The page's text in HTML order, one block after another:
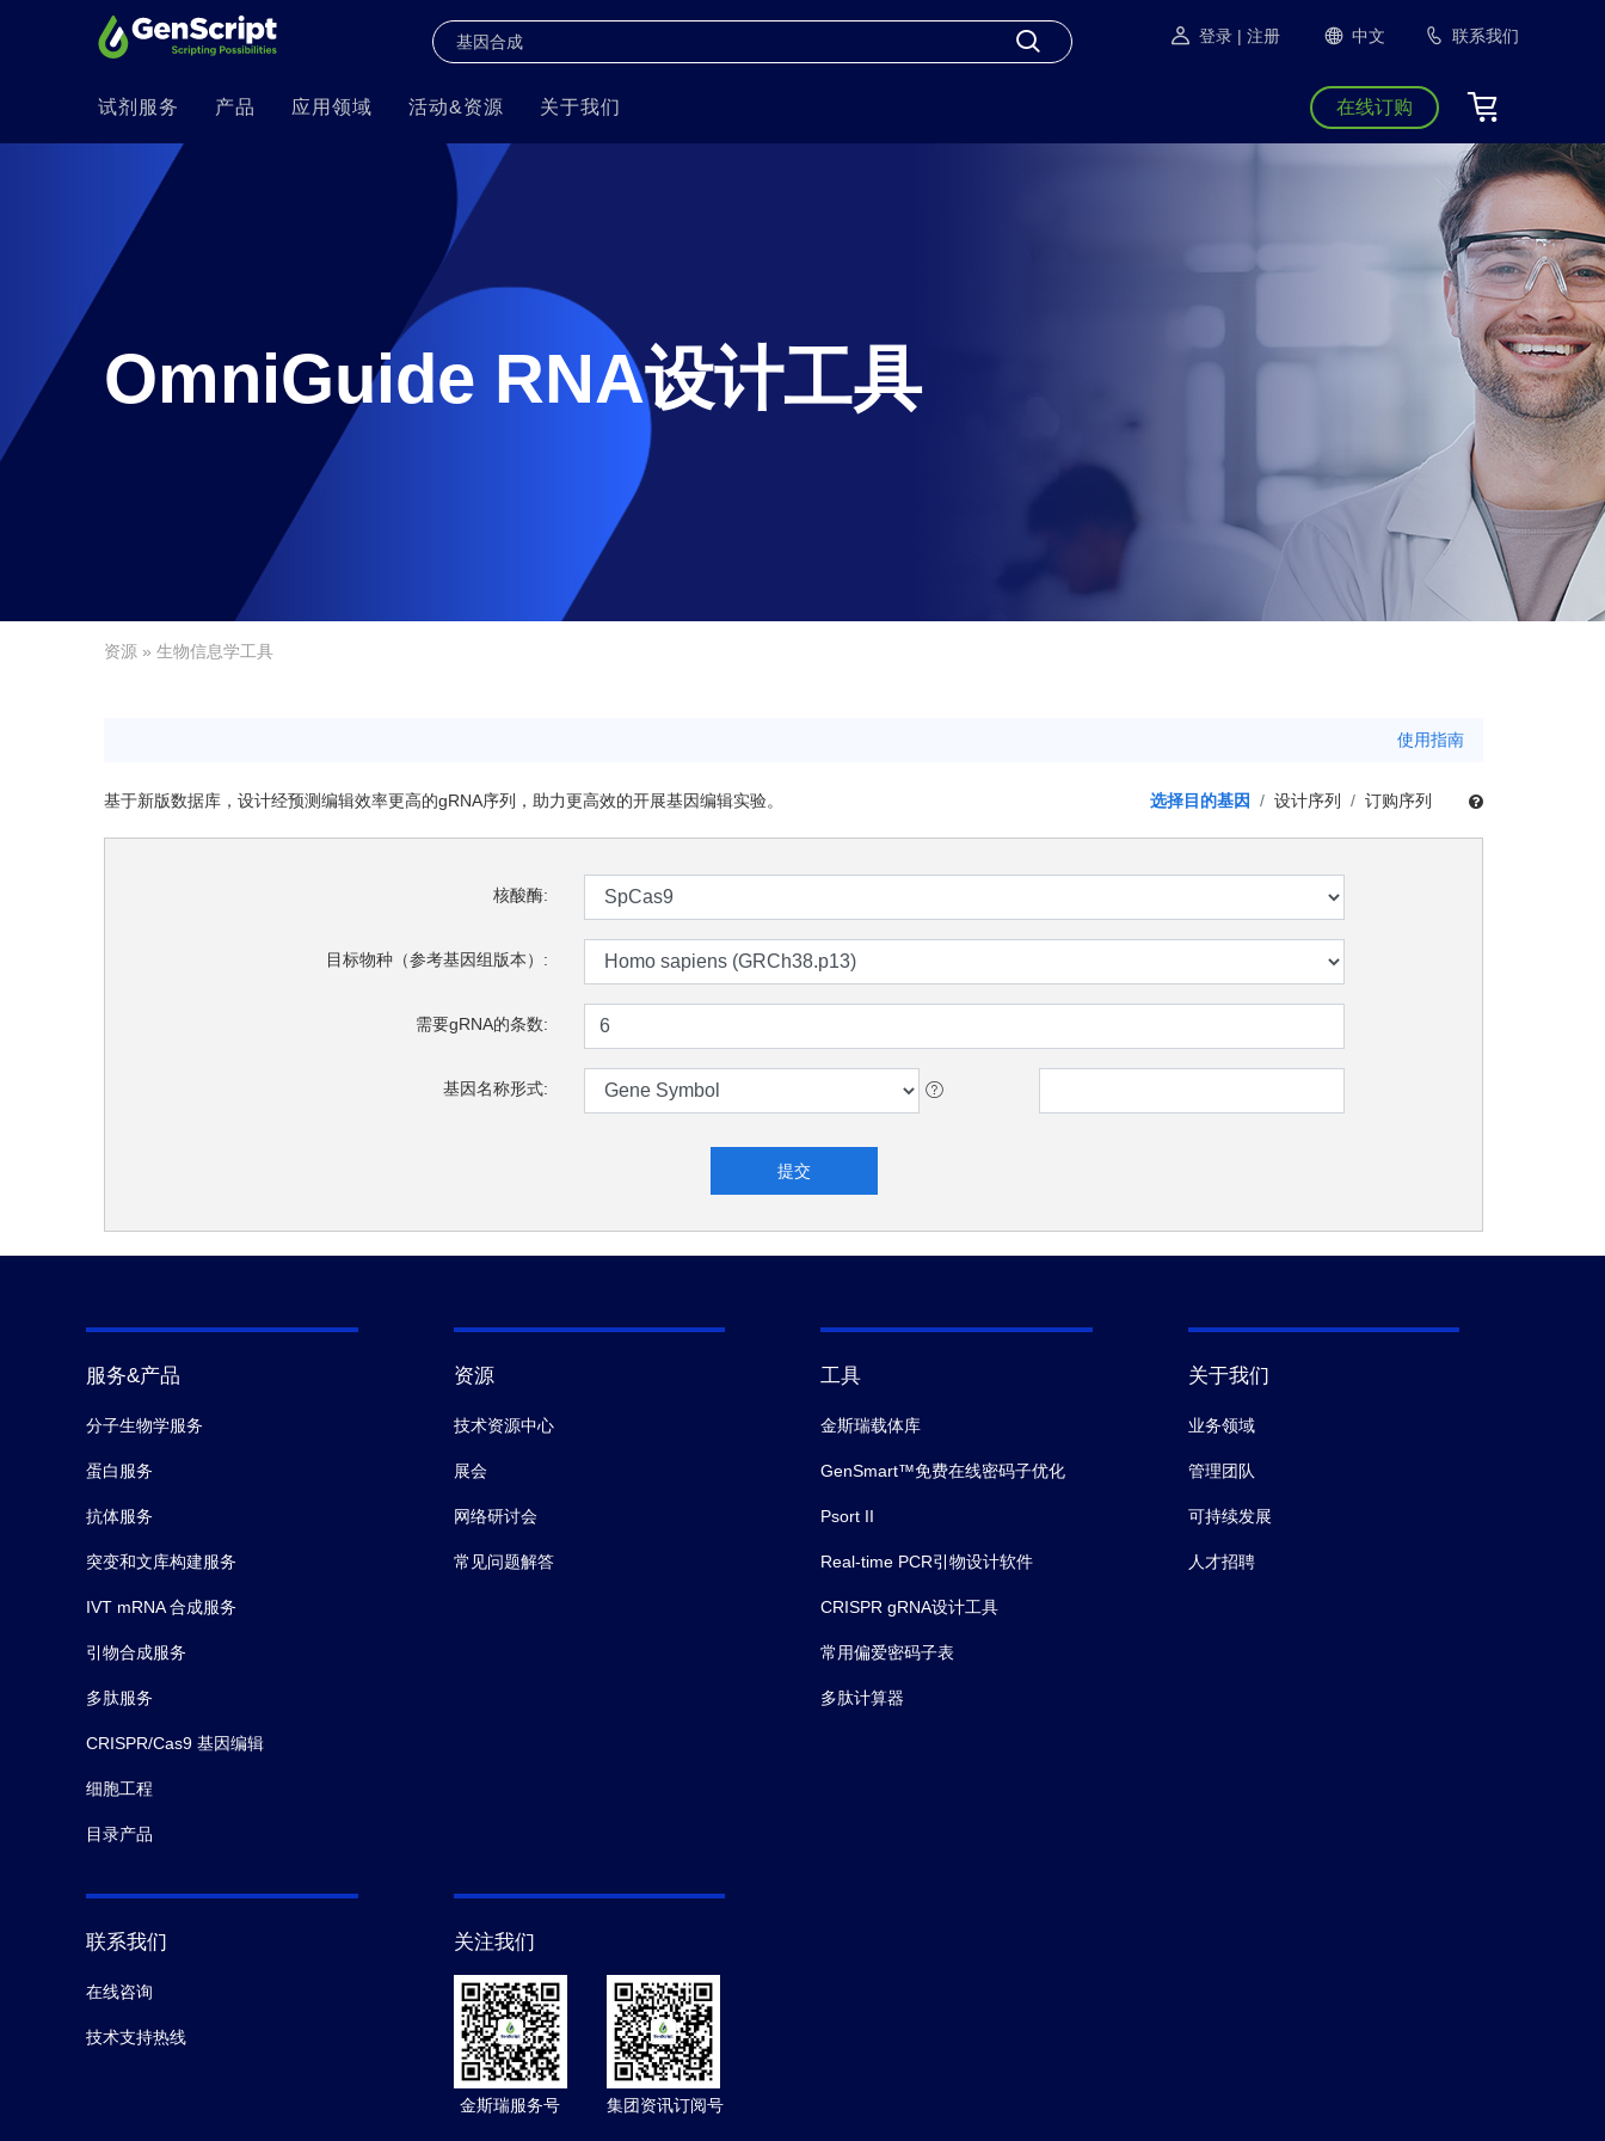
登录 | 注册 中文 联系我们
试剂服务 产品 应用领域 活动&资源 关于我们 在线订购
OmniGuide RNA设计工具
资源 » 生物信息学工具
使用指南
基于新版数据库，设计经预测编辑效率更高的gRNA序列，助力更高效的开展基因编辑实验。 选择目的基因 设计序列 订购序列
核酸酶:
目标物种（参考基因组版本）:
需要gRNA的条数:
基因名称形式:
服务&产品
分子生物学服务
蛋白服务
抗体服务
突变和文库构建服务
IVT mRNA 合成服务
引物合成服务
多肽服务
CRISPR/Cas9 基因编辑
细胞工程
目录产品
资源
技术资源中心
展会
网络研讨会
常见问题解答
工具
金斯瑞载体库
GenSmart™免费在线密码子优化
Psort II
Real-time PCR引物设计软件
CRISPR gRNA设计工具
常用偏爱密码子表
多肽计算器
关于我们
业务领域
管理团队
可持续发展
人才招聘
联系我们
在线咨询
技术支持热线
关注我们
金斯瑞服务号 集团资讯订阅号